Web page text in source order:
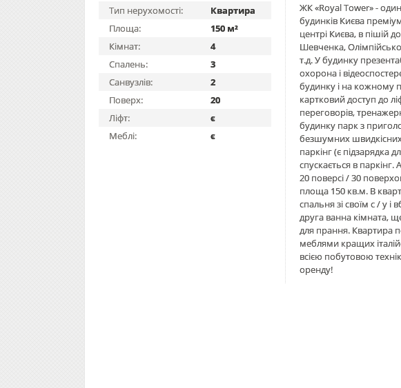
Тип нерухомості:
Квартира
Площа:
150 м²
Кімнат:
4
Спалень:
3
Санвузлів:
2
Поверх:
20
Ліфт:
є
Меблі:
є
ЖК «Royal Tower» -
будинків Києва
центрі Києва, в пішій
Шевченка,
т.д. У будинку
охорона і
будинку і на кожному
картковий доступ до
переговорів,
будинку парк з
безшумних
паркінг (є підзарядка
спускається в
20 поверсі / 30
площа 150 кв.м. В
спальня зі своїм с / у і
друга ванна кімната,
для прання. Квартира
меблями кращих
всією побутовою
оренду!